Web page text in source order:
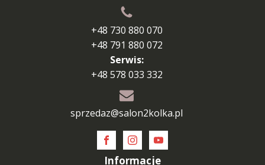
+48 730 880 070
+48 791 880 072
Serwis:
+48 578 033 332
sprzedaz@salon2kolka.pl
Informacje